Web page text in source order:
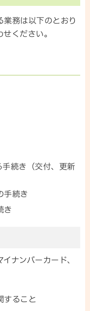
業務は以下のとおり
ください。
手続き（交付、更新
手続き
き
ナンバーカード、
すること